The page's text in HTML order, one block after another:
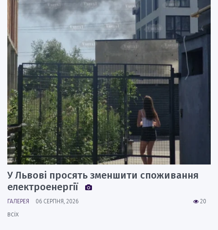
У Львові просять зменшити споживання
електроенергії
20
ГАЛЕРЕЯ 06 СЕРПНЯ, 2026
всіх